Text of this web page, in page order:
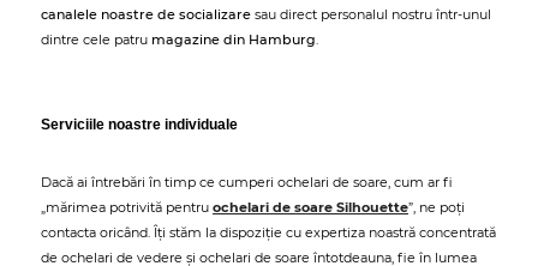
canalele noastre de socializare sau direct personalul nostru într-unul
dintre cele patru magazine din Hamburg.
Serviciile noastre individuale
Dacă ai întrebări în timp ce cumperi ochelari de soare, cum ar fi
„mărimea potrivită pentru ochelari de soare Silhouette”, ne poți
contacta oricând. Îți stăm la dispoziție cu expertiza noastră concentrată
de ochelari de vedere și ochelari de soare întotdeauna, fie în lumea